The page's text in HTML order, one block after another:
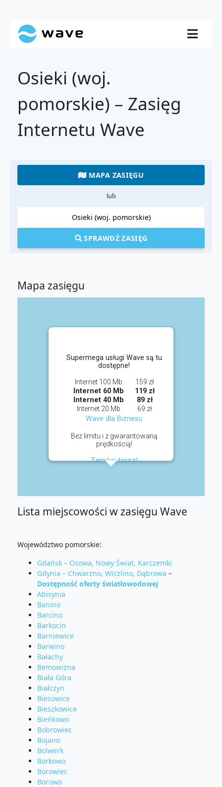
Osieki (woj.
pomorskie) – Zasięg
Internetu Wave
MAPA ZASIĘGU
lub
SPRAWDŹ ZASIĘG
Mapa zasięgu
Supermega usługi Wave są tu
dostępne!
Internet 100 Mb
159 zł
Internet 60 Mb
119 zł
Internet 40 Mb
89 zł
Internet 20 Mb
69 zł
Wave dla Biznesu
Bez limitu i z gwarantowaną
prędkością!
Zamów teraz!
Lista miejscowości w zasięgu Wave
Województwo pomorskie:
Gdańsk – Osowa, Nowy Świat, Karczemki
Gdynia – Chwarzno, Wiczlino, Dąbrowa –
Dostępność oferty światłowodowej
Abisynia
Banino
Barcino
Barkocin
Barniewice
Barwino
Bałachy
Bemowizna
Biała Góra
Białczyn
Biesowice
Bieszkowice
Bieńkowo
Bobrowiec
Bojano
Bolwerk
Borkowo
Borowiec
Borowo